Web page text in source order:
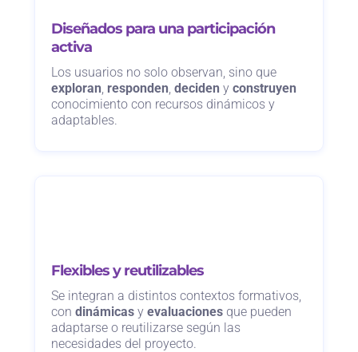
Diseñados para una participación
activa
Los usuarios no solo observan, sino que
exploran responden deciden y construyen
conocimiento con recursos dinámicos y
adaptables.
Flexibles y reutilizables
Se integran a distintos contextos formativos,
con dinámicasy evaluacionesque pueden
adaptarse o reutilizarse según las
necesidades del proyecto.